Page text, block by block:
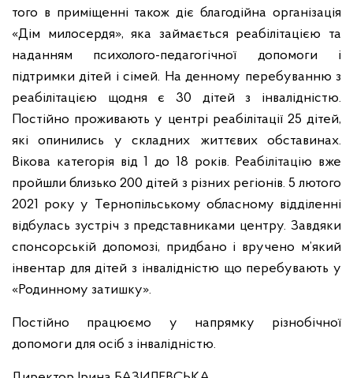
того в приміщенні також діє благодійна організація
«Дім милосердя», яка займається реабілітацією та
наданням психолого-педагогічної допомоги і
підтримки дітей і сімей. На денному перебуванню з
реабілітацією щодня є 30 дітей з інвалідністю.
Постійно проживають у центрі реабілітації 25 дітей,
які опинились у складних життєвих обставинах.
Вікова категорія від 1 до 18 років. Реабілітацію вже
пройшли близько 200 дітей з різних регіонів. 5 лютого
2021 року у Тернопільському обласному відділенні
відбулась зустріч з представниками центру. Завдяки
спонсорській допомозі, придбано і вручено м’який
інвентар для дітей з інвалідністю що перебувають у
«Родинному затишку».
Постійно працюємо у напрямку різнобічної
допомоги для осіб з інвалідністю.